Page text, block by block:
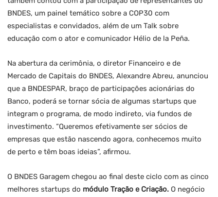
BNDES, um painel temático sobre a COP30 com
especialistas e convidados, além de um Talk sobre
educação com o ator e comunicador Hélio de la Peña.
Na abertura da cerimônia, o diretor Financeiro e de
Mercado de Capitais do BNDES, Alexandre Abreu, anunciou
que a BNDESPAR, braço de participações acionárias do
Banco, poderá se tornar sócia de algumas startups que
integram o programa, de modo indireto, via fundos de
investimento. “Queremos efetivamente ser sócios de
empresas que estão nascendo agora, conhecemos muito
de perto e têm boas ideias”, afirmou.
O BNDES Garagem chegou ao final deste ciclo com as cinco
melhores startups do módulo Tração e Criação. O negócio